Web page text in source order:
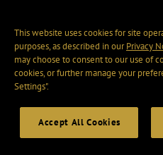
This website uses cookies for site
purposes, as described in ourPrivacy
may choose to consent to our use of
cookies, or further manage your
Settings".
Accept All Cookies